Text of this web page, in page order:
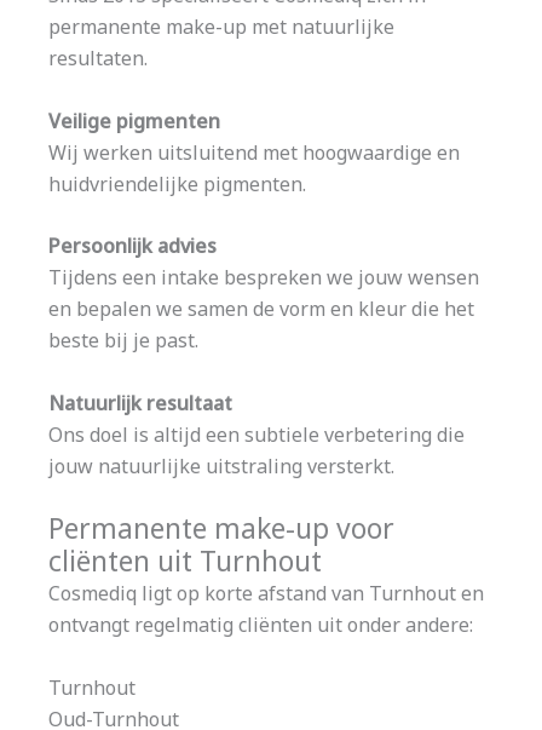
permanente make-up met natuurlijke
resultaten.
Veilige pigmenten
Wij werken uitsluitend met hoogwaardige en
huidvriendelijke pigmenten.
Persoonlijk advies
Tijdens een intake bespreken we jouw wensen
en bepalen we samen de vorm en kleur die het
beste bij je past.
Natuurlijk resultaat
Ons doel is altijd een subtiele verbetering die
jouw natuurlijke uitstraling versterkt.
Permanente make-up voor
cliënten uit Turnhout
Cosmediq ligt op korte afstand van Turnhout en
ontvangt regelmatig cliënten uit onder andere:
Turnhout
Oud-Turnhout